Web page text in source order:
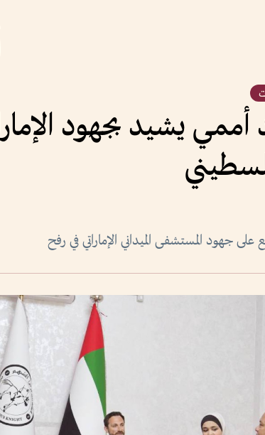
أممي يشيد بجهود
على جهود المستشفى الميداني الإماراتي في رفح